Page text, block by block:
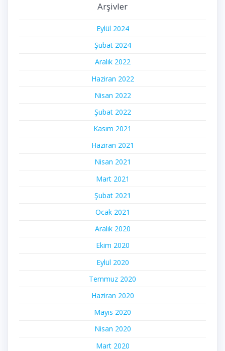
Arşivler
Eylül 2024
Şubat 2024
Aralık 2022
Haziran 2022
Nisan 2022
Şubat 2022
Kasım 2021
Haziran 2021
Nisan 2021
Mart 2021
Şubat 2021
Ocak 2021
Aralık 2020
Ekim 2020
Eylül 2020
Temmuz 2020
Haziran 2020
Mayıs 2020
Nisan 2020
Mart 2020